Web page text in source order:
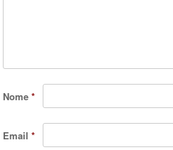
Nome*
Email*